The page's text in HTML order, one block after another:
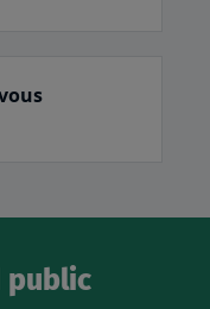
public